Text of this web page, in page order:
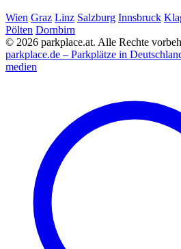
Wien Graz Linz Salzburg Innsbruck
Pölten Dornbirn
© 2026 parkplace.at. Alle Rechte
parkplace.de – Parkplätze in
medien